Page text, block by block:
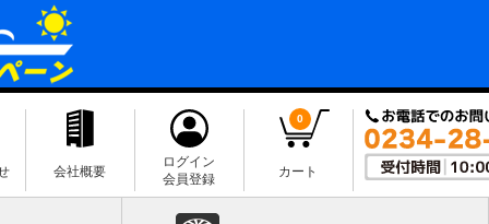
会社概要
ログイン
会員登録
0
カート